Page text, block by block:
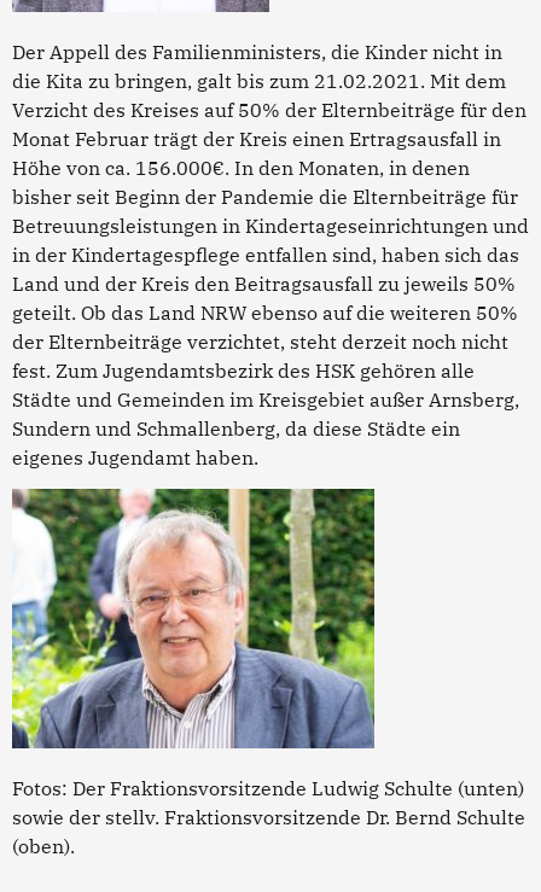
Der Appell des Familienministers, die Kinder nicht in
die Kita zu bringen, galt bis zum 21.02.2021. Mit dem
Verzicht des Kreises auf 50% der Elternbeiträge für den
Monat Februar trägt der Kreis einen Ertragsausfall in
Höhe von ca. 156.000€. In den Monaten, in denen
bisher seit Beginn der Pandemie die Elternbeiträge für
Betreuungsleistungen in Kindertageseinrichtungen und
in der Kindertagespflege entfallen sind, haben sich das
Land und der Kreis den Beitragsausfall zu jeweils 50%
geteilt. Ob das Land NRW ebenso auf die weiteren 50%
der Elternbeiträge verzichtet, steht derzeit noch nicht
fest. Zum Jugendamtsbezirk des HSK gehören alle
Städte und Gemeinden im Kreisgebiet außer Arnsberg,
Sundern und Schmallenberg, da diese Städte ein
eigenes Jugendamt haben.
Fotos: Der Fraktionsvorsitzende Ludwig Schulte (unten)
sowie der stellv. Fraktionsvorsitzende Dr. Bernd Schulte
(oben).